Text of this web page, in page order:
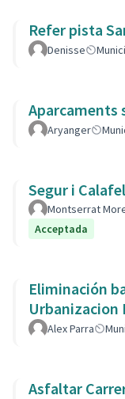
Refer pista
Denisse
Aparcaments
Aryanger
Segur i
Montserrat
Acceptada
Eliminación
Urbanizacion
Alex Parra
Asfaltar